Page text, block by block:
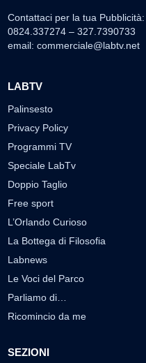
Contattaci per la tua Pubblicità:
0824.337274 – 327.7390733
email: commerciale@labtv.net
LABTV
Palinsesto
Privacy Policy
Programmi TV
Speciale LabTv
Doppio Taglio
Free sport
L’Orlando Curioso
La Bottega di Filosofia
Labnews
Le Voci del Parco
Parliamo di…
Ricomincio da me
SEZIONI